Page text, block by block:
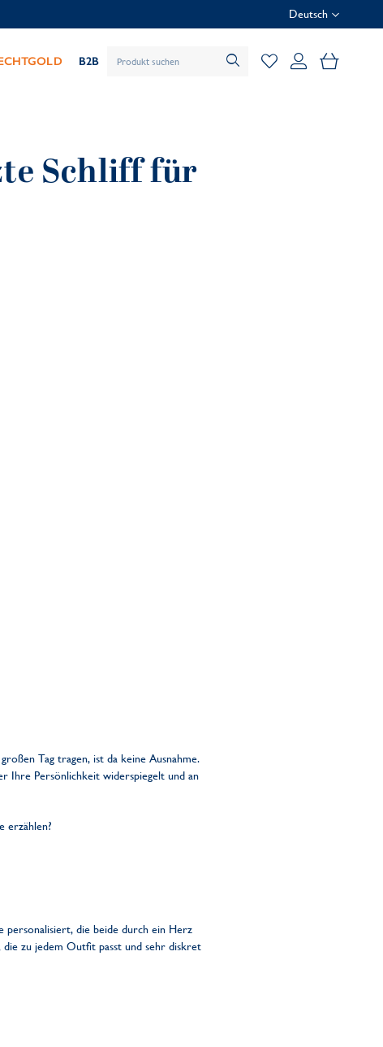
Deutsch
B2B Mein
Schliff für
Tag tragen, ist da keine Ausnahme.
Ihre Persönlichkeit widerspiegelt und an
erzählen?
die beide durch ein Herz
die zu jedem Outfit passt und sehr diskret